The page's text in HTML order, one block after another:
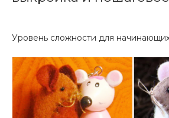
Уровень сложности для начинающих